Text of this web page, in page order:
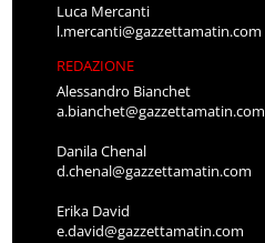
Luca Mercanti
l.mercanti@gazzettamatin.com
REDAZIONE
Alessandro Bianchet
a.bianchet@gazzettamatin.com
Danila Chenal
d.chenal@gazzettamatin.com
Erika David
e.david@gazzettamatin.com